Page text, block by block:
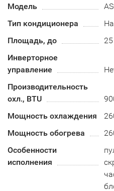
Модель
Тип кондиционера
Площадь, до
Инверторное
управление
Производительность
охл., BTU
Мощность охлаждения
Мощность обогрева
Особенности
исполнения